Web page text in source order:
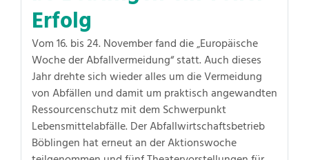
Erfolg
Vom 16. bis 24. November fand die „Europäische
Woche der Abfallvermeidung“ statt. Auch dieses
Jahr drehte sich wieder alles um die Vermeidung
von Abfällen und damit um praktisch angewandten
Ressourcenschutz mit dem Schwerpunkt
Lebensmittelabfälle. Der Abfallwirtschaftsbetrieb
Böblingen hat erneut an der Aktionswoche